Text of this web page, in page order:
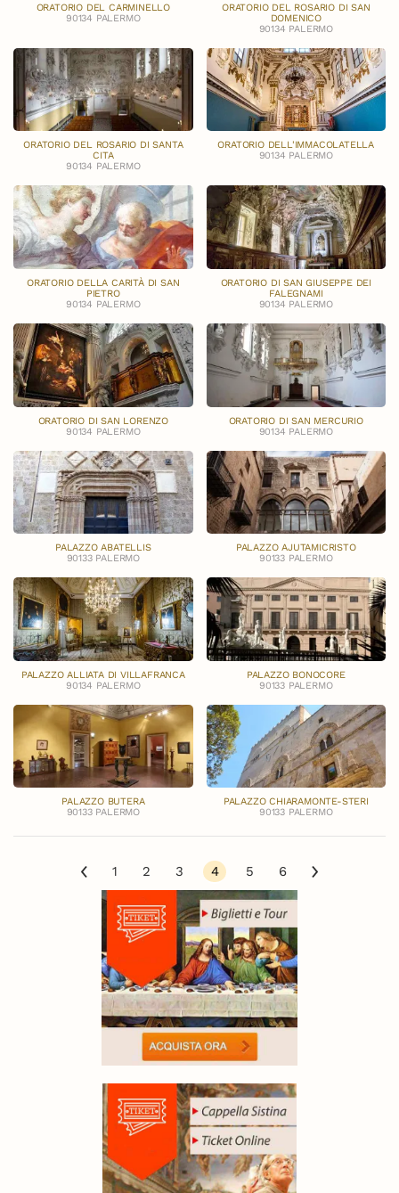
ORATORIO DEL CARMINELLO
90134 PALERMO
ORATORIO DEL ROSARIO DI SAN
DOMENICO
90134 PALERMO
ORATORIO DEL ROSARIO DI SANTA
CITA
90134 PALERMO
ORATORIO DELL'IMMACOLATELLA
90134 PALERMO
ORATORIO DELLA CARITÀ DI SAN
PIETRO
90134 PALERMO
ORATORIO DI SAN GIUSEPPE DEI
FALEGNAMI
90134 PALERMO
ORATORIO DI SAN LORENZO
90134 PALERMO
ORATORIO DI SAN MERCURIO
90134 PALERMO
PALAZZO ABATELLIS
90133 PALERMO
PALAZZO AJUTAMICRISTO
90133 PALERMO
PALAZZO ALLIATA DI VILLAFRANCA
90134 PALERMO
PALAZZO BONOCORE
90133 PALERMO
PALAZZO BUTERA
90133 PALERMO
PALAZZO CHIARAMONTE-STERI
90133 PALERMO
1 2 3 4 5 6